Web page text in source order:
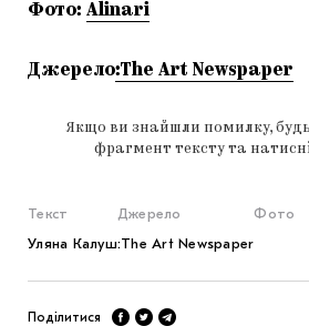
Фото: Alinari
Джерело:The Art Newspaper
Якщо ви знайшли помилку, будь
фрагмент тексту та
Текст
Уляна Калуш
Джерело
:The Art Newspaper
Фото
Поділитися